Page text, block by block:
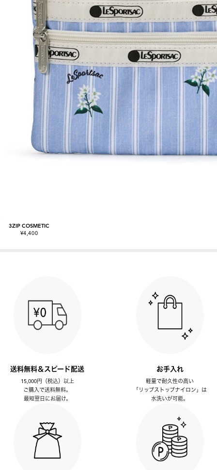
3ZIP COSMETIC
¥4,400
送料無料＆スピード配送
15,000円（税込）以上
ご購入で送料無料。
最短翌日にお届け。
お手入れ
軽量で耐久性の高い
「リップストップナイロン」は
水洗いが可能。